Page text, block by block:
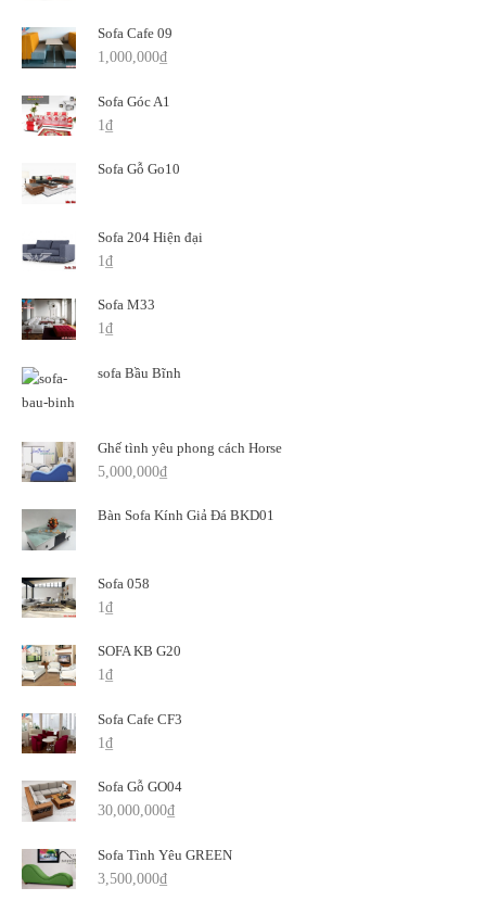
Sofa Cafe 09
1,000,000₫
Sofa Góc A1
1₫
Sofa Gỗ Go10
Sofa 204 Hiện đại
1₫
Sofa M33
1₫
sofa Bầu Bĩnh
Ghế tình yêu phong cách Horse
5,000,000₫
Bàn Sofa Kính Giả Đá BKD01
Sofa 058
1₫
SOFA KB G20
1₫
Sofa Cafe CF3
1₫
Sofa Gỗ GO04
30,000,000₫
Sofa Tình Yêu GREEN
3,500,000₫